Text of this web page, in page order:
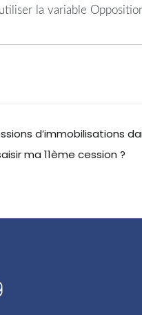
la variable
d’immobilisations
ma 11ème cession ?